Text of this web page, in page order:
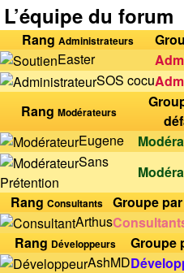
L’équipe du forum
Rang Administrateurs
Easter
SOS cocu
Rang Modérateurs
Eugene
Sans
Prétention
Rang Consultants Groupe
Arthus
Rang Développeurs Groupe
AshMD